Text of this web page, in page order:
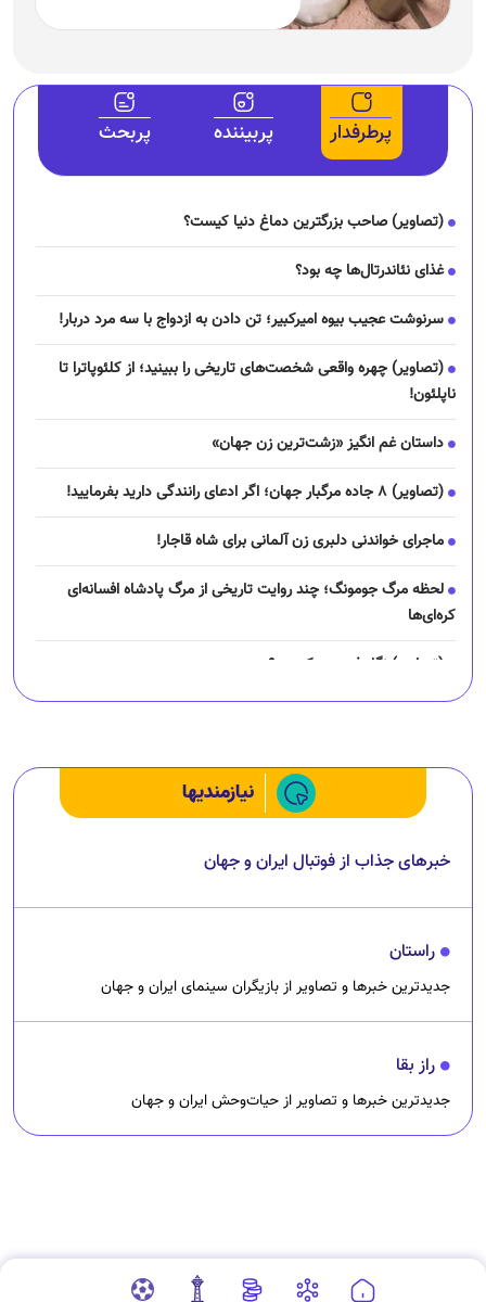
پرطرفدار پربیننده پربحث
(تصاویر) صاحب بزرگترین دماغ دنیا کیست؟
غذای نئاندرتال‌ها چه بود؟
سرنوشت عجیب بیوه امیرکبیر؛ تن دادن به ازدواج با سه مرد دربار!
(تصاویر) چهره واقعی شخصت‌های تاریخی را ببینید؛ از کلئوپاترا تا
ناپلئون!
داستان غم انگیز «زشت‌ترین زن جهان»
(تصاویر) ۸ جاده مرگبار جهان؛ اگر ادعای رانندگی دارید بفرمایید!
ماجرای خواندنی دلبری زن آلمانی برای شاه قاجار!
لحظه مرگ جومونگ؛ چند روایت تاریخی از مرگ پادشاه افسانه‌ای
کره‌ای‌ها
(تصاویر) نگار فرهمند کیست؟
نیازمندیها
خبرهای جذاب از فوتبال ایران و جهان
راستان
جدیدترین خبرها و تصاویر از بازیگران سینمای ایران و جهان
راز بقا
جدیدترین خبرها و تصاویر از حیات‌وحش ایران و جهان